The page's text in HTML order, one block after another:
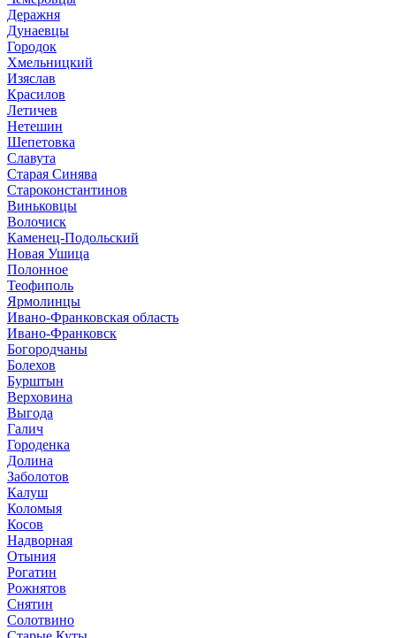
Деражня
Дунаевцы
Городок
Хмельницкий
Изяслав
Красилов
Летичев
Нетешин
Шепетовка
Славута
Старая Синява
Староконстантинов
Виньковцы
Волочиск
Каменец-Подольский
Новая Ушица
Полонное
Теофиполь
Ярмолинцы
Ивано-Франковская область
Ивано-Франковск
Богородчаны
Болехов
Бурштын
Верховина
Выгода
Галич
Городенка
Долина
Заболотов
Калуш
Коломыя
Косов
Надворная
Отыния
Рогатин
Рожнятов
Снятин
Солотвино